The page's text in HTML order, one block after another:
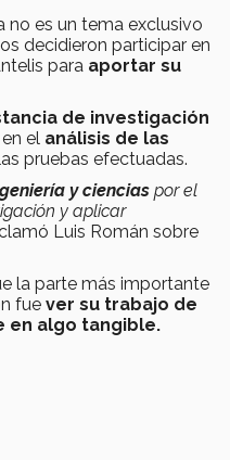
no es un tema exclusivo
decidieron participar en
para aportar su
de investigación
el análisis de las
pruebas efectuadas.
y ciencias por el
y aplicar
Luis Román sobre
la parte más importante
fue ver su trabajo de
en algo tangible.